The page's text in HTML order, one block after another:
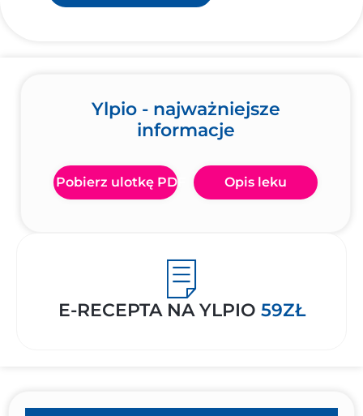
Ylpio - najważniejsze
informacje
Pobierz ulotkę PDF Opis leku
E-RECEPTA NA YLPIO 59ZŁ